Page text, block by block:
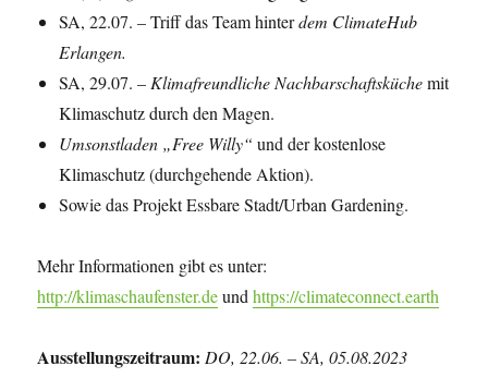
SA, 22.07. – Triff das Team hinterdem ClimateHub
Erlangen.
SA, 29.07. –Klimafreundliche Nachbarschaftsküchemit
Klimaschutz durch den Magen.
Umsonstladen „Free Willy“ und der kostenlose
Klimaschutz (durchgehende Aktion).
Sowie das Projekt Essbare Stadt/Urban Gardening.
Mehr Informationen gibt es unter:
http://klimaschaufenster.deundhttps://climateconnect.earth
Ausstellungszeitraum: DO, 22.06. – SA, 05.08.2023